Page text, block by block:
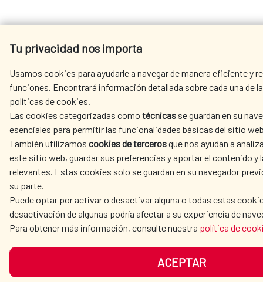
Tu privacidad nos importa
Usamos cookies para ayudarle a navegar de manera eficiente y
funciones. Encontrará información detallada sobre cada una de
políticas de cookies.
Las cookies categorizadas como técnicas se guardan en su
esenciales para permitir las funcionalidades básicas del sitio
También utilizamos cookies de tercerosque nos ayudan a
este sitio web, guardar sus preferencias y aportar el contenido y
relevantes. Estas cookies solo se guardan en su navegador
su parte.
Puede optar por activar o desactivar alguna o todas estas
desactivación de algunas podría afectar a su experiencia de
Para obtener más información, consulte nuestra política de
ACEPTAR